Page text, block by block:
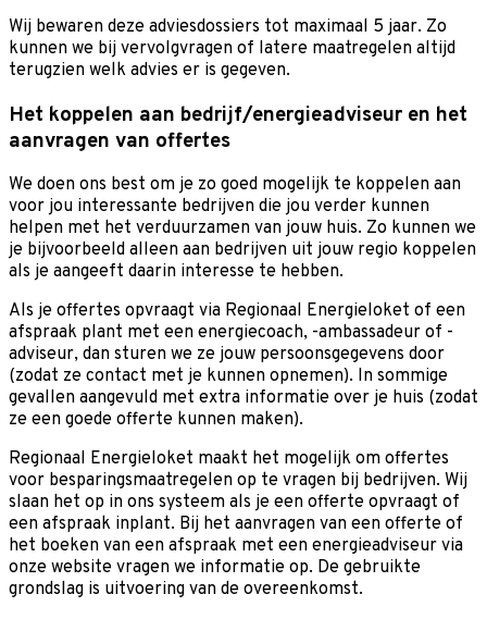
Wij bewaren deze adviesdossiers tot maximaal 5 jaar. Zo
kunnen we bij vervolgvragen of latere maatregelen altijd
terugzien welk advies er is gegeven.
Het koppelen aan bedrijf/energieadviseur en het
aanvragen van offertes
We doen ons best om je zo goed mogelijk te koppelen aan
voor jou interessante bedrijven die jou verder kunnen
helpen met het verduurzamen van jouw huis. Zo kunnen we
je bijvoorbeeld alleen aan bedrijven uit jouw regio koppelen
als je aangeeft daarin interesse te hebben.
Als je offertes opvraagt via Regionaal Energieloket of een
afspraak plant met een energiecoach, -ambassadeur of -
adviseur, dan sturen we ze jouw persoonsgegevens door
(zodat ze contact met je kunnen opnemen). In sommige
gevallen aangevuld met extra informatie over je huis (zodat
ze een goede offerte kunnen maken).
Regionaal Energieloket maakt het mogelijk om offertes
voor besparingsmaatregelen op te vragen bij bedrijven. Wij
slaan het op in ons systeem als je een offerte opvraagt of
een afspraak inplant. Bij het aanvragen van een offerte of
het boeken van een afspraak met een energieadviseur via
onze website vragen we informatie op. De gebruikte
grondslag is uitvoering van de overeenkomst.